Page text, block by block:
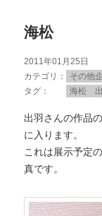
コ
ン
ン
ツ
へ
ン
テ
ツ
へ
移
海松
2011年01月25日
カテゴリ
その他
タグ
海松
出羽さんの作品
に入ります。
これは展示予定
真です。